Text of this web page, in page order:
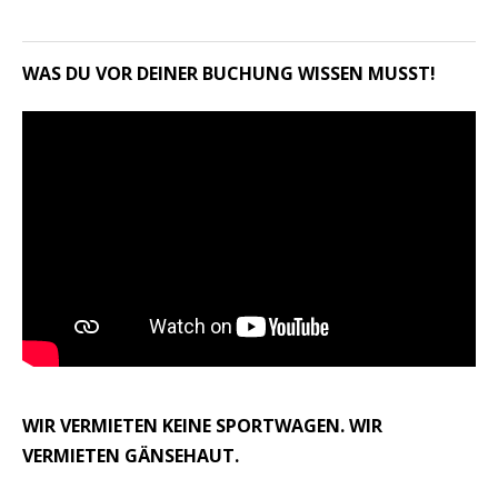
WAS DU VOR DEINER BUCHUNG WISSEN MUSST!
WIR VERMIETEN KEINE SPORTWAGEN. WIR
VERMIETEN GÄNSEHAUT.